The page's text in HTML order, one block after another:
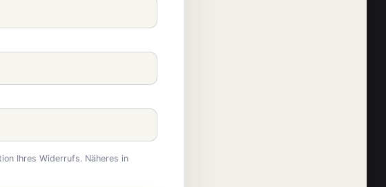
Ihres Widerrufs. Näheres in